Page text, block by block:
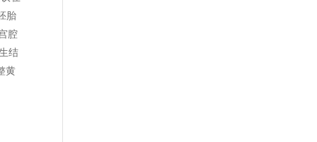
胎
腔
结
黄